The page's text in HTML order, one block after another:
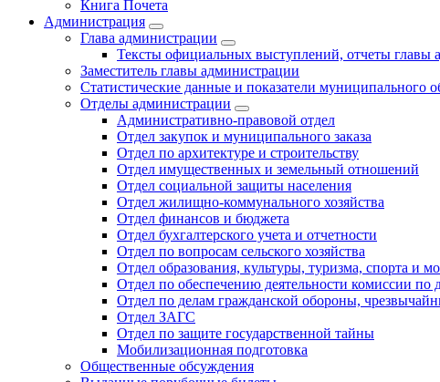
Книга Почета
Администрация
Глава администрации
Тексты официальных выступлений, отчеты главы
Заместитель главы администрации
Статистические данные и показатели муниципального
Отделы администрации
Административно-правовой отдел
Отдел закупок и муниципального заказа
Отдел по архитектуре и строительству
Отдел имущественных и земельный отношений
Отдел социальной защиты населения
Отдел жилищно-коммунального хозяйства
Отдел финансов и бюджета
Отдел бухгалтерского учета и отчетности
Отдел по вопросам сельского хозяйства
Отдел образования, культуры, туризма, спорта и
Отдел по обеспечению деятельности комиссии
Отдел по делам гражданской обороны,
Отдел ЗАГС
Отдел по защите государственной тайны
Мобилизационная подготовка
Общественные обсуждения